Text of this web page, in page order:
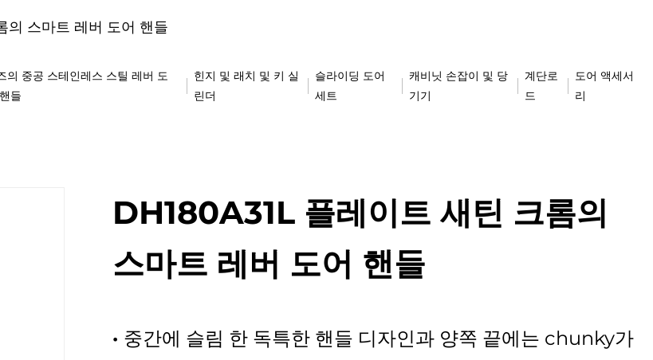
의 스마트 레버 도어 핸들
의 중공 스테인레스 스틸 레버 도
들
힌지 및 래치 및 키 실
린더
슬라이딩 도어
세트
캐비닛 손잡이 및 당
기기
계단로
드
도어 액세서
리
DH180A31L 플레이트 새틴 크롬의
스마트 레버 도어 핸들
· 중간에 슬림 한 독특한 핸들 디자인과 양쪽 끝에는 chunky가